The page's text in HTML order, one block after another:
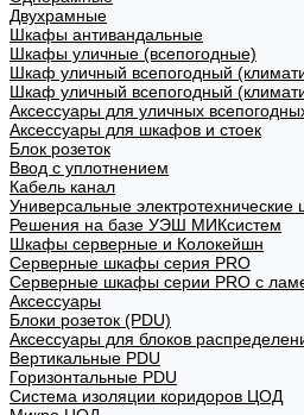
Двухрамные
Шкафы антивандальные
Шкафы уличные (всепогодные)
Шкаф уличный всепогодный
Шкаф уличный всепогодный
Аксессуары для уличных
Аксессуары для шкафов и стоек
Блок розеток
Ввод с уплотнением
Кабель канал
Универсальные
Решения на базе УЭШ МИКсистем
Шкафы серверные и Колокейшн
Серверные шкафы серия PRO
Серверные шкафы серии PRO с
Аксессуары
Блоки розеток (PDU)
Аксессуары для блоков
Вертикальные PDU
Горизонтальные PDU
Система изоляции коридоров ЦОД